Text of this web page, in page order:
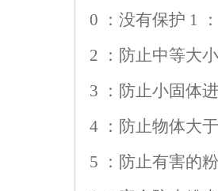
0 ：没有保护 1
2 ：防止中等大
3 ：防止小固体
4 ：防止物体大
5 ：防止有害的